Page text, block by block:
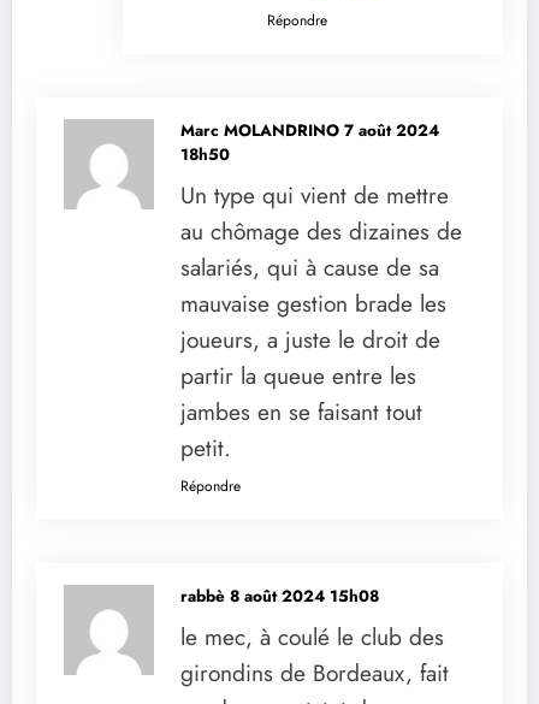
Répondre
Marc MOLANDRINO 7 août 2024
18h50
Un type qui vient de mettre
au chômage des dizaines de
salariés, qui à cause de sa
mauvaise gestion brade les
joueurs, a juste le droit de
partir la queue entre les
jambes en se faisant tout
petit.
Répondre
rabbè 8 août 2024 15h08
le mec, à coulé le club des
girondins de Bordeaux, fait